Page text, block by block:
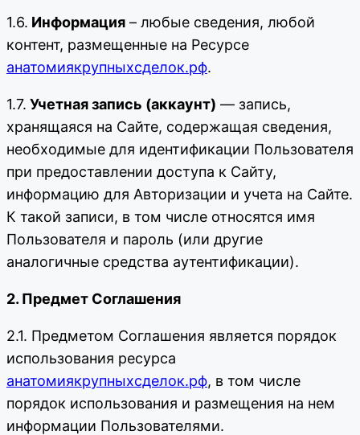
1.6. Информация – любые сведения, любой
контент, размещенные на Ресурсе
анатомиякрупныхсделок.рф.
1.7. Учетная запись (аккаунт) — запись,
хранящаяся на Сайте, содержащая сведения,
необходимые для идентификации Пользователя
при предоставлении доступа к Сайту,
информацию для Авторизации и учета на Сайте.
К такой записи, в том числе относятся имя
Пользователя и пароль (или другие
аналогичные средства аутентификации).
2. Предмет Соглашения
2.1. Предметом Соглашения является порядок
использования ресурса
анатомиякрупныхсделок.рф, в том числе
порядок использования и размещения на нем
информации Пользователями.